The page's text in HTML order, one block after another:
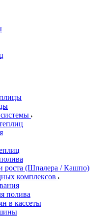
роста (Шпалера / Кашпо)
комплексов
полива
в кассеты